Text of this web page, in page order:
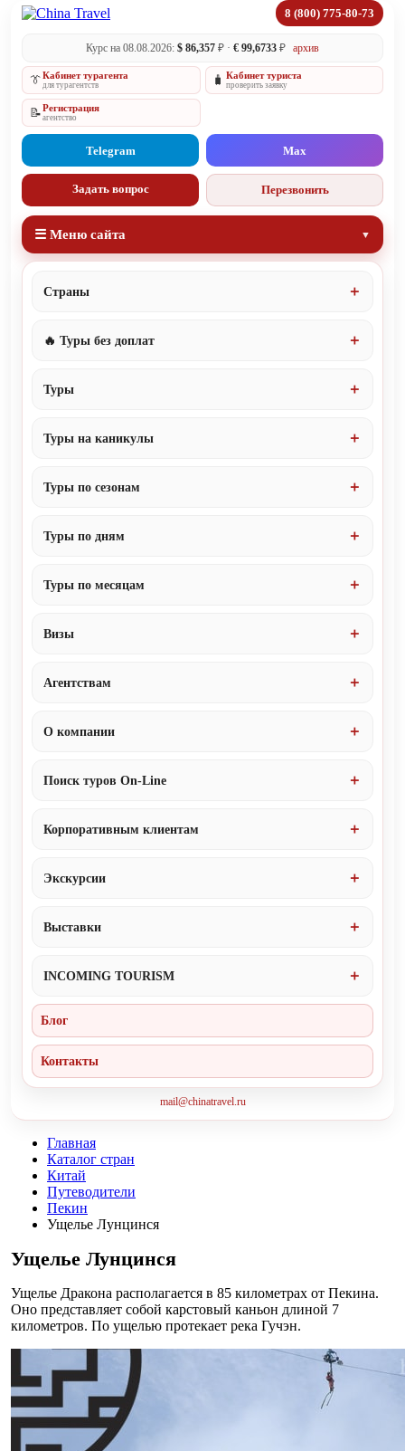
8 (800) 775-80-73
Курс на 08.08.2026: $ 86,357 ₽ · € 99,6733 ₽ архив
👔Кабинет турагента
для турагентств 🧳 Кабинет туриста
проверить заявку
📝Регистрация
агентство
Telegram Max
Задать вопрос Перезвонить
☰ Меню сайта
Страны
🔥 Туры без доплат
Туры
Туры на каникулы
Туры по сезонам
Туры по дням
Туры по месяцам
Визы
Агентствам
О компании
Поиск туров On-Line
Корпоративным клиентам
Экскурсии
Выставки
INCOMING TOURISM
Блог
Контакты
mail@chinatravel.ru
Главная
Каталог стран
Китай
Путеводители
Пекин
Ущелье Лунцинся
Ущелье Лунцинся
Ущелье Дракона располагается в 85 километрах от Пекина.
Оно представляет собой карстовый каньон длиной 7
километров. По ущелью протекает река Гучэн.